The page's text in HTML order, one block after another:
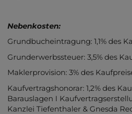
Nebenkosten:
Grundbucheintragung: 1,1% des
Grunderwerbssteuer: 3,5% des
Maklerprovision: 3% des
Kaufvertragshonorar: 1,2% des
Barauslagen I
Kanzlei Tiefenthaler & Gnesda